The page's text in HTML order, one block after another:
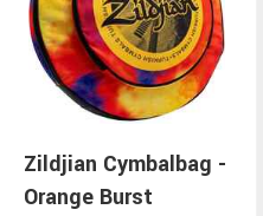
Zildjian Cymbalbag -
Orange Burst